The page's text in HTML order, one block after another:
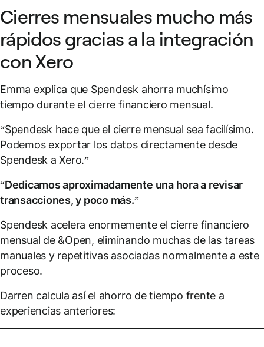
Cierres mensuales mucho más
rápidos gracias a la integración
con Xero
Emma explica que Spendesk ahorra muchísimo
tiempo durante el cierre financiero mensual.
“Spendesk hace que el cierre mensual sea facilísimo.
Podemos exportar los datos directamente desde
Spendesk a Xero.”
“Dedicamos aproximadamente una hora a revisar
transacciones, y poco más.”
Spendesk acelera enormemente el cierre financiero
mensual de &Open, eliminando muchas de las tareas
manuales y repetitivas asociadas normalmente a este
proceso.
Darren calcula así el ahorro de tiempo frente a
experiencias anteriores: